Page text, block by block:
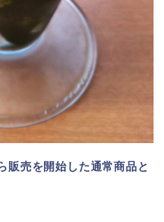
売を開始した通常商品と